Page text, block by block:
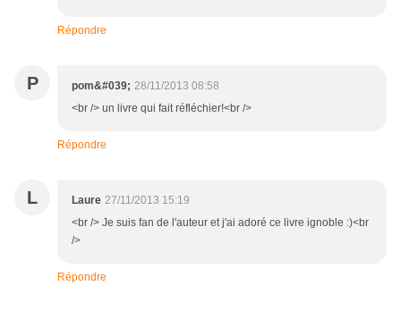
Répondre
P pom&#039; 28/11/2013 08:58
<br /> un livre qui fait réfléchier!<br />
Répondre
L Laure 27/11/2013 15:19
<br /> Je suis fan de l'auteur et j'ai adoré ce livre ignoble :)<br
/>
Répondre